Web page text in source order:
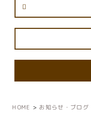
HOME > お知らせ・ブログ